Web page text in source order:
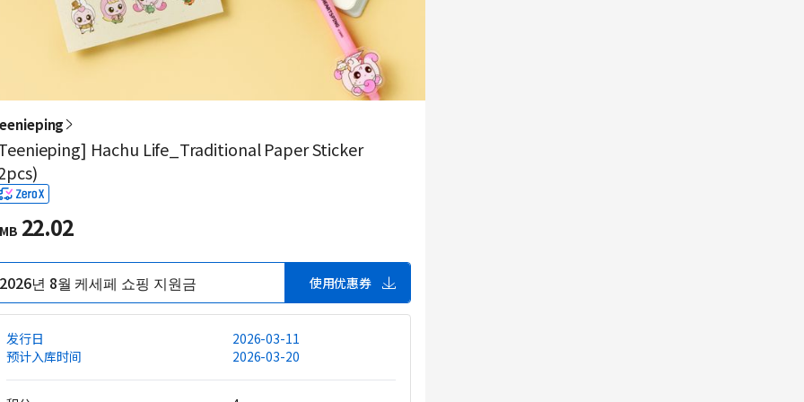
Hachu Life_Traditional Paper Sticker
22.02
2026년 8월 케세페 쇼핑 지원금 使用优惠券
发行日
2026-03-11
预计入库时间
2026-03-20